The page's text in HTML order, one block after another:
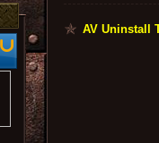
AV Uninstall